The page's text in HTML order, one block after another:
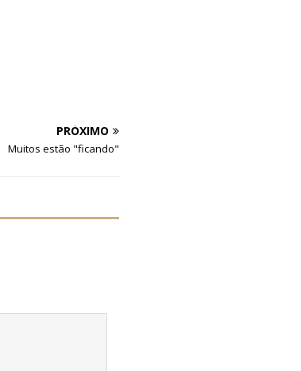
PRÓXIMO
Muitos estão "ficando"